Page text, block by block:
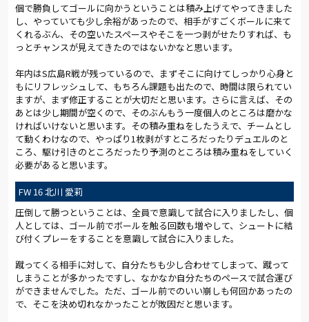
個で勝負してゴールに向かうということは積み上げてやってきました
し、やっていても少し余裕があったので、相手がすごくボールに来て
くれるぶん、その空いたスペースやそこを一つ剥がせたりすれば、も
っとチャンスが見えてきたのではないかなと思います。
年内はS広島R戦が残っているので、まずそこに向けてしっかり心身と
もにリフレッシュして、もちろん課題も出たので、時間は限られてい
ますが、まず修正することが大切だと思います。さらに言えば、その
あとは少し期間が空くので、そのぶんもう一度個人のところは磨かな
ければいけないと思います。その積み重ねをしたうえで、チームとし
て動くわけなので、やっぱり1枚剥がすところだったりデュエルのと
ころ、駆け引きのところだったり予測のところは積み重ねをしていく
必要があると思います。
FW 16 北川 愛莉
圧倒して勝つということは、全員で意識して試合に入りましたし、個
人としては、ゴール前でボールを触る回数も増やして、シュートに結
び付くプレーをすることを意識して試合に入りました。
蹴ってくる相手に対して、自分たちも少し合わせてしまって、蹴って
しまうことが多かったですし、なかなか自分たちのペースで試合運び
ができませんでした。ただ、ゴール前でのいい崩しも何回かあったの
で、そこを決め切れなかったことが敗因だと思います。